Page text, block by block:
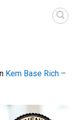
Kem Base Rich –